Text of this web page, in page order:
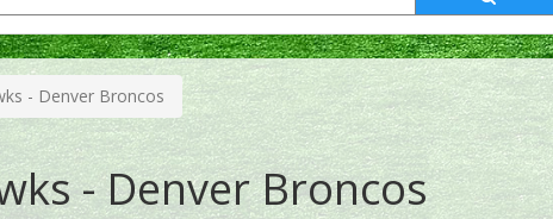
- Denver Broncos
- Denver Broncos